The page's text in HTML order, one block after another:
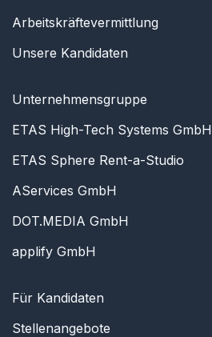
Arbeitskräftevermittlung
Unsere Kandidaten
Unternehmensgruppe
ETAS High-Tech Systems GmbH
ETAS Sphere Rent-a-Studio
AServices GmbH
DOT.MEDIA GmbH
applify GmbH
Für Kandidaten
Stellenangebote